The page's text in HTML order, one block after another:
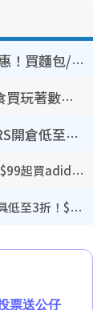
長者優惠｜OK便利店推樂悠咭優惠！買麵包/牛奶/保健品拍卡即減
【8月生日優惠2026】全港85大食買玩著數攻略 自助餐/火鍋放題同行免費＋誠品/DONKI送現金券
開倉優惠｜銅鑼灣MICHAEL KORS開倉低至17折！直擊$500起買手袋/銀包/鞋款 必買經典Jet Set系列
開倉優惠｜馬拉松開倉低至3折！直擊$99起買adidas／New Balance／Puma鞋款 STANLEY保溫杯劈價至$119起
廚具優惠｜普樂氏/意美廚/Buffalo廚具低至3折！$89起買煎鍋／炒鑊／個人鍋 同場小家電激減至$99起